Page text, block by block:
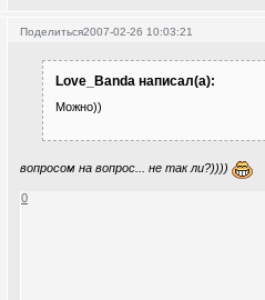
Поделиться2007-02-26 10:03:21
Love_Banda написал(а):
Можно))
вопросом на вопрос... не так ли?))))
0